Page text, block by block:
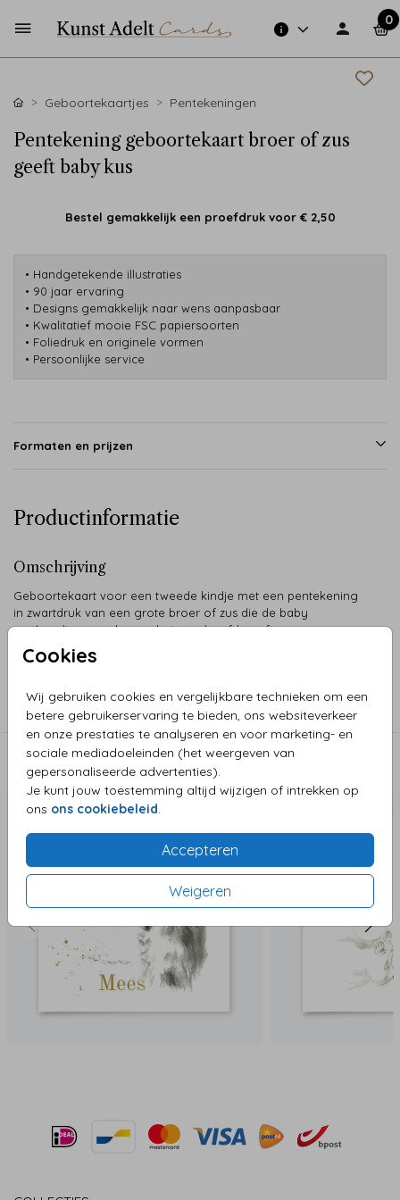
0
Cookies
Wij gebruiken cookies en vergelijkbare technieken om een
betere gebruikerservaring te bieden, ons websiteverkeer
en onze prestaties te analyseren en voor marketing- en
sociale mediadoeleinden (het weergeven van
gepersonaliseerde advertenties).
Je kunt jouw toestemming altijd wijzigen of intrekken op
ons ons cookiebeleid.
Accepteren
Weigeren
Geboortekaartjes Pentekeningen
Pentekening geboortekaart broer of zus
geeft baby kus
Bestel gemakkelijk een proefdruk voor € 2,50
• Handgetekende illustraties
• 90 jaar ervaring
• Designs gemakkelijk naar wens aanpasbaar
• Kwalitatief mooie FSC papiersoorten
• Foliedruk en originele vormen
• Persoonlijke service
Formaten en prijzen
Productinformatie
Omschrijving
Geboortekaart voor een tweede kindje met een pentekening
in zwartdruk van een grote broer of zus die de baby
vasthoudt en een kus op het voorhoofd geeft.
Pentekeningen
Aanbevolen